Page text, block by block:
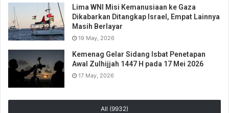
Lima WNI Misi Kemanusiaan ke Gaza
Dikabarkan Ditangkap Israel, Empat Lainnya
Masih Berlayar
19 May, 2026
Kemenag Gelar Sidang Isbat Penetapan
Awal Zulhijjah 1447 H pada 17 Mei 2026
17 May, 2026
All (9932)